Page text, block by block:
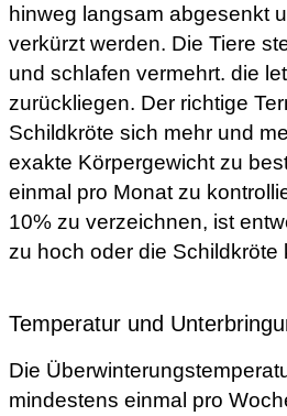
hinweg langsam abgesenkt
verkürzt werden. Die Tiere
und schlafen vermehrt. die
zurückliegen. Der richtige
Schildkröte sich mehr und
exakte Körpergewicht zu
einmal pro Monat zu
10% zu verzeichnen, ist
zu hoch oder die Schildkröte
Temperatur und
Die
mindestens einmal pro